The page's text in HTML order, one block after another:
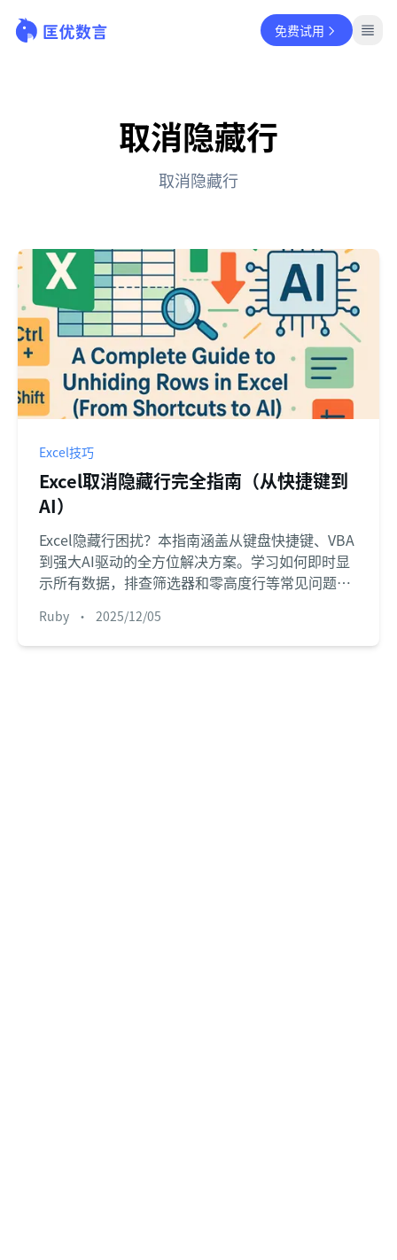
免费试用
取消隐藏行
取消隐藏行
Excel技巧
Excel取消隐藏行完全指南（从快捷键到
AI）
Excel隐藏行困扰？本指南涵盖从键盘快捷键、VBA
到强大AI驱动的全方位解决方案。学习如何即时显
示所有数据，排查筛选器和零高度行等常见问题，
Ruby • 2025/12/05